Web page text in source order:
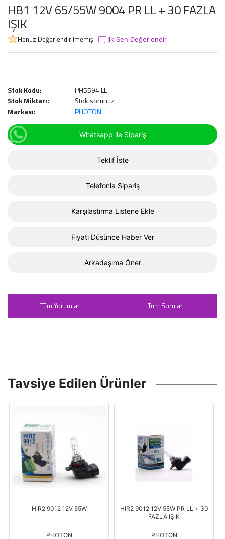
HB1 12V 65/55W 9004 PR LL + 30 FAZLA
IŞIK
Henüz Değerlendirilmemiş İlk Sen Değerlendir
Stok Kodu:
PH5594 LL
Stok Miktarı:
Stok sorunuz
Markası:
PHOTON
Whatsapp ile Sipariş
Teklif İste
Telefonla Sipariş
Karşılaştırma Listene Ekle
Fiyatı Düşünce Haber Ver
Arkadaşıma Öner
Tüm Yorumlar Tüm Sorular
Tavsiye Edilen Ürünler
HIR2 9012 12V 55W
PHOTON
HIR2 9012 12V 55W PR LL + 30
FAZLA IŞIK
PHOTON